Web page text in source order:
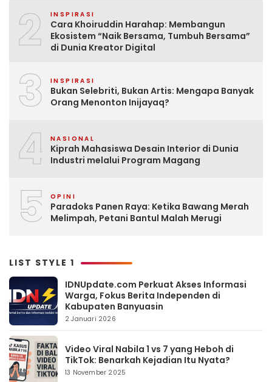
2 INSPIRASI
Cara Khoiruddin Harahap: Membangun
Ekosistem “Naik Bersama, Tumbuh Bersama”
di Dunia Kreator Digital
3 INSPIRASI
Bukan Selebriti, Bukan Artis: Mengapa Banyak
Orang Menonton Inijayaq?
4 NASIONAL
Kiprah Mahasiswa Desain Interior di Dunia
Industri melalui Program Magang
5 OPINI
Paradoks Panen Raya: Ketika Bawang Merah
Melimpah, Petani Bantul Malah Merugi
LIST STYLE 1
IDNUpdate.com Perkuat Akses Informasi
Warga, Fokus Berita Independen di
Kabupaten Banyuasin
2 Januari 2026
Video Viral Nabila 1 vs 7 yang Heboh di
TikTok: Benarkah Kejadian Itu Nyata?
13 November 2025